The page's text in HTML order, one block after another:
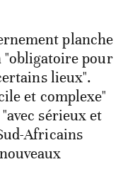
planche
"obligatoire pour
lieux".
et complexe"
sérieux et
Africains